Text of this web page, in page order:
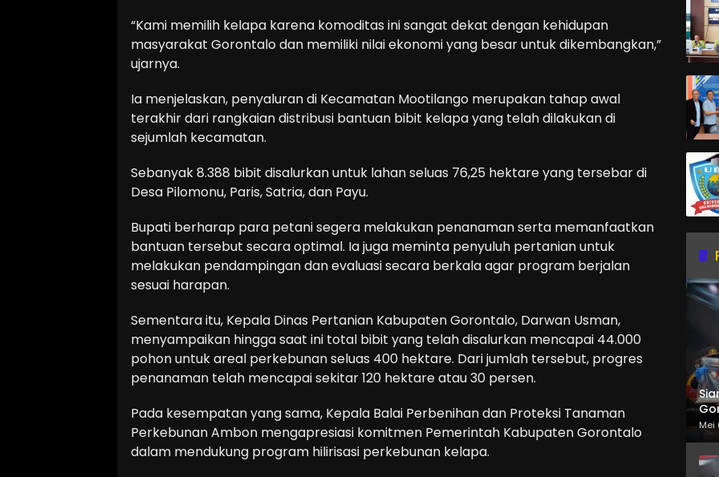
“Kami memilih kelapa karena komoditas ini sangat dekat dengan kehidupan
masyarakat Gorontalo dan memiliki nilai ekonomi yang besar untuk dikembangkan,”
ujarnya.
Ia menjelaskan, penyaluran di Kecamatan Mootilango merupakan tahap awal
terakhir dari rangkaian distribusi bantuan bibit kelapa yang telah dilakukan di
sejumlah kecamatan.
Sebanyak 8.388 bibit disalurkan untuk lahan seluas 76,25 hektare yang tersebar di
Desa Pilomonu, Paris, Satria, dan Payu.
Bupati berharap para petani segera melakukan penanaman serta memanfaatkan
bantuan tersebut secara optimal. Ia juga meminta penyuluh pertanian untuk
melakukan pendampingan dan evaluasi secara berkala agar program berjalan
sesuai harapan.
Sementara itu, Kepala Dinas Pertanian Kabupaten Gorontalo, Darwan Usman,
menyampaikan hingga saat ini total bibit yang telah disalurkan mencapai 44.000
pohon untuk areal perkebunan seluas 400 hektare. Dari jumlah tersebut, progres
penanaman telah mencapai sekitar 120 hektare atau 30 persen.
Pada kesempatan yang sama, Kepala Balai Perbenihan dan Proteksi Tanaman
Perkebunan Ambon mengapresiasi komitmen Pemerintah Kabupaten Gorontalo
dalam mendukung program hilirisasi perkebunan kelapa.
Mei